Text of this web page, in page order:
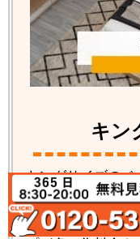
キン
キングサイズの
り対応が可能で
ドの解体が必要